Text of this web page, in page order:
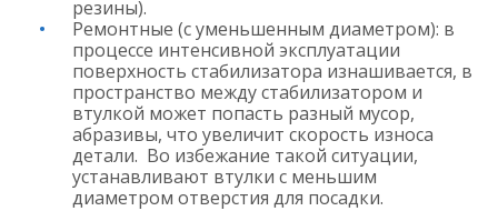
резины).
Ремонтные (с уменьшенным диаметром): в
процессе интенсивной эксплуатации
поверхность стабилизатора изнашивается, в
пространство между стабилизатором и
втулкой может попасть разный мусор,
абразивы, что увеличит скорость износа
детали. Во избежание такой ситуации,
устанавливают втулки с меньшим
диаметром отверстия для посадки.